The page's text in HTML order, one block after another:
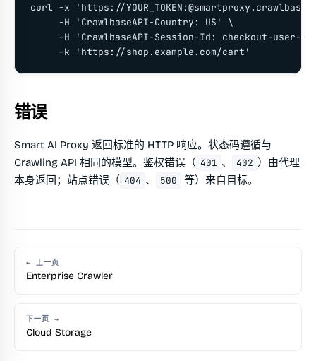
curl -x 'https://
     -H 'CrawlbaseAPI-Country: US' \
-H 'CrawlbaseAPI-Session-Id: checkout-user-
     -k 'https://shop.example.com/cart'
错误
Smart AI Proxy 返回标准的 HTTP 响应。状态码遵循与
Crawling API 相同的模型。鉴权错误（ 401 、 402 ）由代理
本身返回；站点错误（ 404 、 500 等）来自目标。
← 上一页
Enterprise Crawler
下一页 →
Cloud Storage